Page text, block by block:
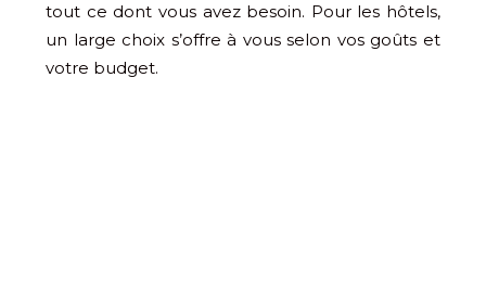
tout ce dont vous avez besoin. Pour les hôtels,
un large choix s’offre à vous selon vos goûts et
votre budget.